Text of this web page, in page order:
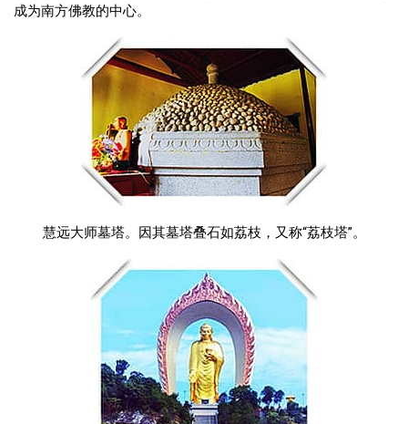
成为南方佛教的中心。
慧远大师墓塔。因其墓塔叠石如荔枝，又称“荔枝塔”。